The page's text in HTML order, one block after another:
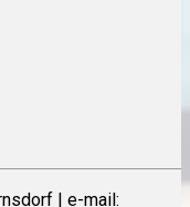
| e-mail: